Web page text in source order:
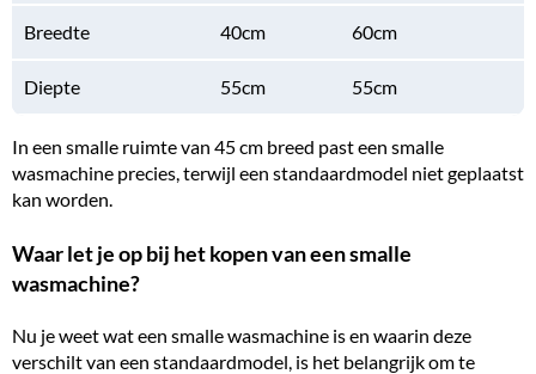
Breedte 40cm 60cm
Diepte 55cm 55cm
In een smalle ruimte van 45 cm breed past een smalle
wasmachine precies, terwijl een standaardmodel niet geplaatst
kan worden.
Waar let je op bij het kopen van een smalle
wasmachine?
Nu je weet wat een smalle wasmachine is en waarin deze
verschilt van een standaardmodel, is het belangrijk om te